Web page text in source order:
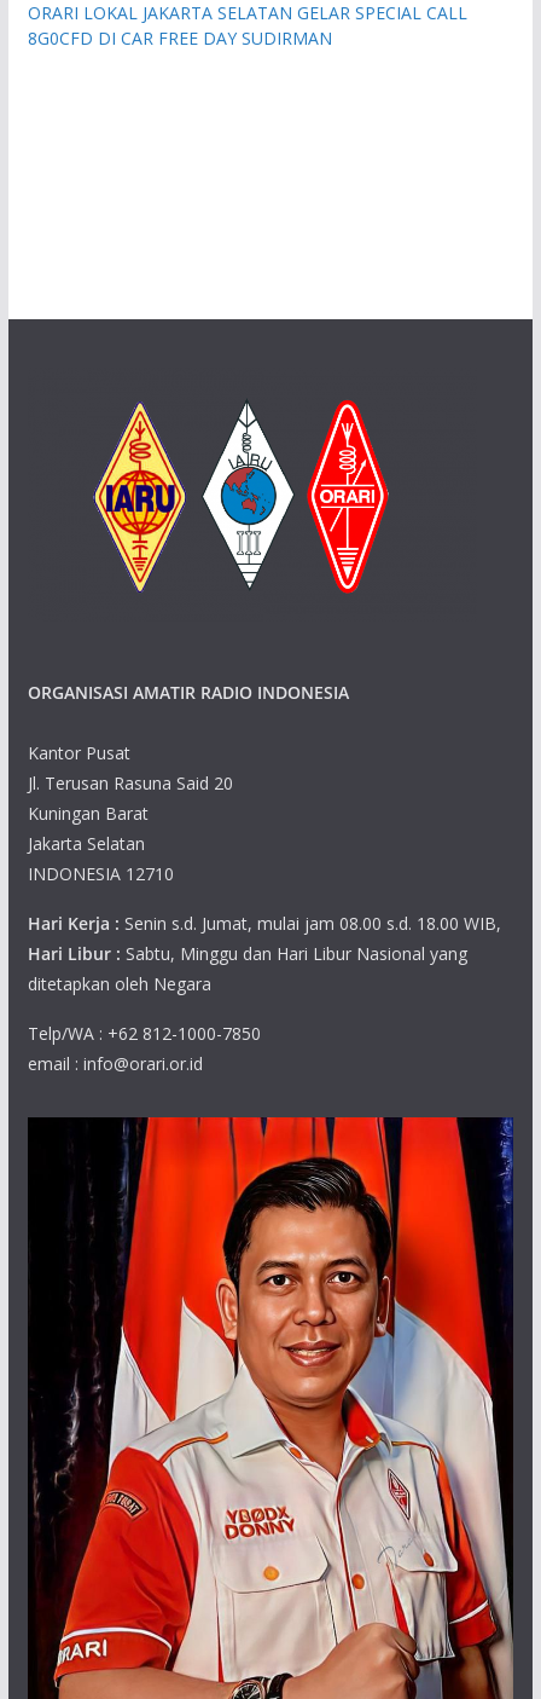
ORARI LOKAL JAKARTA SELATAN GELAR SPECIAL CALL
8G0CFD DI CAR FREE DAY SUDIRMAN
ORGANISASI AMATIR RADIO INDONESIA
Kantor Pusat
Jl. Terusan Rasuna Said 20
Kuningan Barat
Jakarta Selatan
INDONESIA 12710
Hari Kerja : Senin s.d. Jumat, mulai jam 08.00 s.d. 18.00 WIB,
Hari Libur : Sabtu, Minggu dan Hari Libur Nasional yang
ditetapkan oleh Negara
Telp/WA : +62 812-1000-7850
email : info@orari.or.id